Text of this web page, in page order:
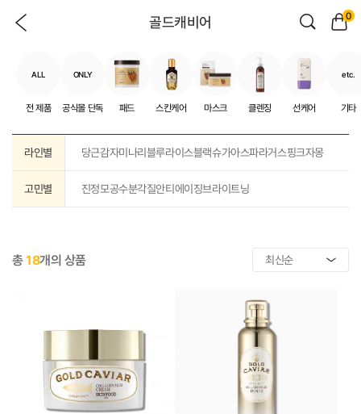
골드캐비어 0
ALL
전 제품
ONLY
공식몰 단독 패드 스킨케어 마스크 클렌징 선케어
etc.
기타
라인별 당근감자미나리블루라이스블랙슈가아스파라거스핑크자몽
고민별 진정모공수분각질안티에이징브라이트닝
총18개의 상품